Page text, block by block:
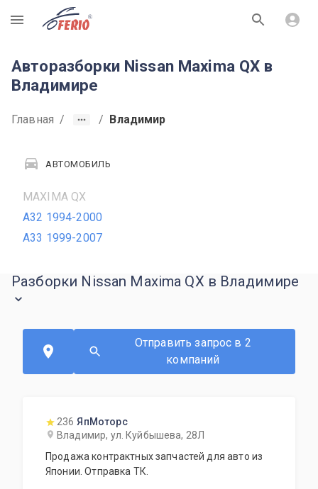
R
Авторазборки Nissan Maxima QX в
Владимире
Главная / / Владимир
АВТОМОБИЛЬ
MAXIMA QX
A32 1994-2000
A33 1999-2007
Разборки Nissan Maxima QX в Владимире
Отправить запрос в 2
компаний
236 ЯпМоторс
Владимир, ул. Куйбышева, 28Л
Продажа контрактных запчастей для авто из
Японии. Отправка ТК.